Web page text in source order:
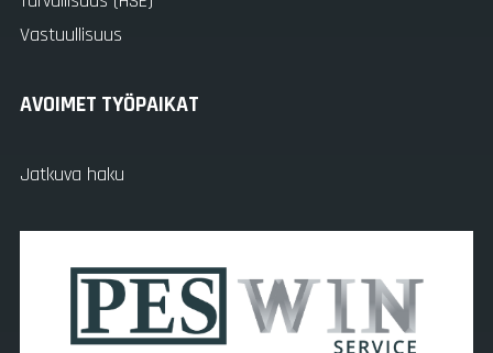
Vastuullisuus
AVOIMET TYÖPAIKAT
Jatkuva haku